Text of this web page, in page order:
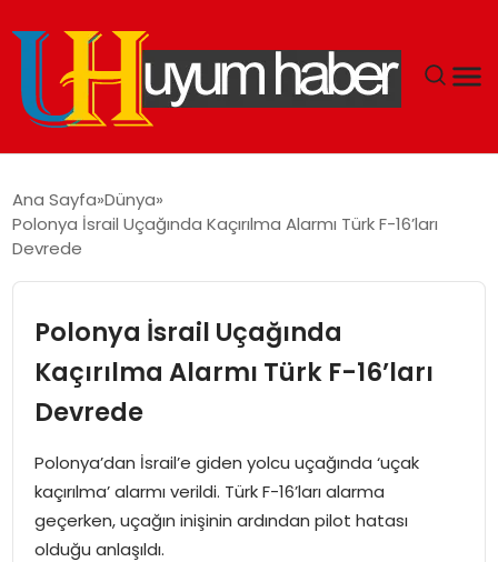
EKONOMI
SPOR
TEKNOLOJI
SAĞLIK
Ana Sayfa Dünya
Polonya İsrail Uçağında Kaçırılma Alarmı Türk F-16’ları
Devrede
Polonya İsrail Uçağında
Kaçırılma Alarmı Türk F-16’ları
Devrede
Polonya’dan İsrail’e giden yolcu uçağında ‘uçak
kaçırılma’ alarmı verildi. Türk F-16’ları alarma
geçerken, uçağın inişinin ardından pilot hatası
olduğu anlaşıldı.